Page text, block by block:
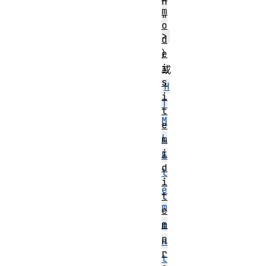
"
>
）
或
H
T
M
L
E
l
e
m
e
n
t
m
o
d
e
i
s
i
t
e
m
i
d
i
t
e
m
p
r